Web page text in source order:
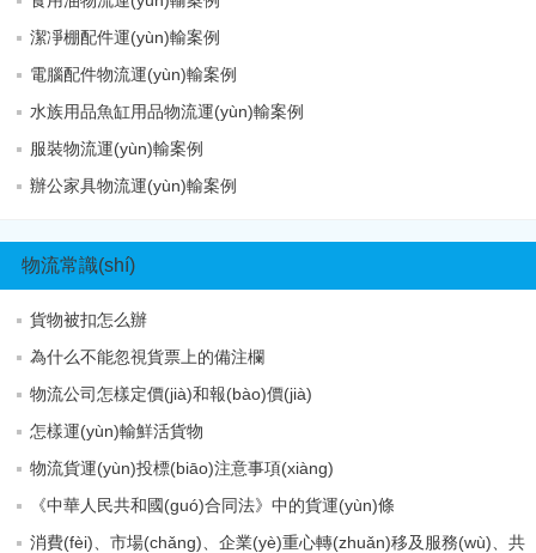
潔凈棚配件運(yùn)輸案例
電腦配件物流運(yùn)輸案例
水族用品魚缸用品物流運(yùn)輸案例
服裝物流運(yùn)輸案例
辦公家具物流運(yùn)輸案例
物流常識(shí)
貨物被扣怎么辦
為什么不能忽視貨票上的備注欄
物流公司怎樣定價(jià)和報(bào)價(jià)
怎樣運(yùn)輸鮮活貨物
物流貨運(yùn)投標(biāo)注意事項(xiàng)
《中華人民共和國(guó)合同法》中的貨運(yùn)條
消費(fèi)、市場(chǎng)、企業(yè)重心轉(zhuǎn)移及服務(wù)、共